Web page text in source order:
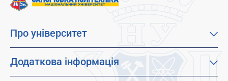
Про університет
Місія, візія та цінності
Додаткова інформація